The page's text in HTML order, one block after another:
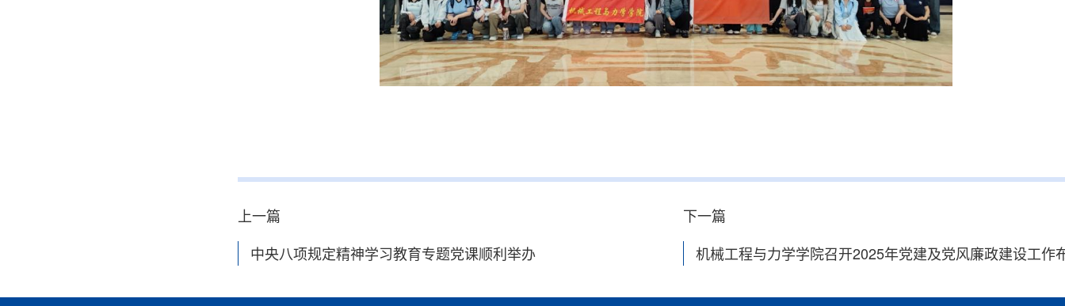
上一篇
中央八项规定精神学习教育专题党课顺利举办
下一篇
机械工程与力学学院召开2025年党建及党风廉政建设工作